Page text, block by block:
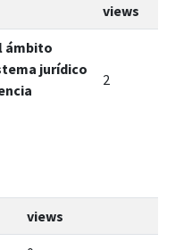
views
ámbito
jurídico
2
views